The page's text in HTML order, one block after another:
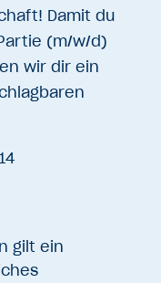
Damit du
(m/w/d)
wir dir ein
gilt ein